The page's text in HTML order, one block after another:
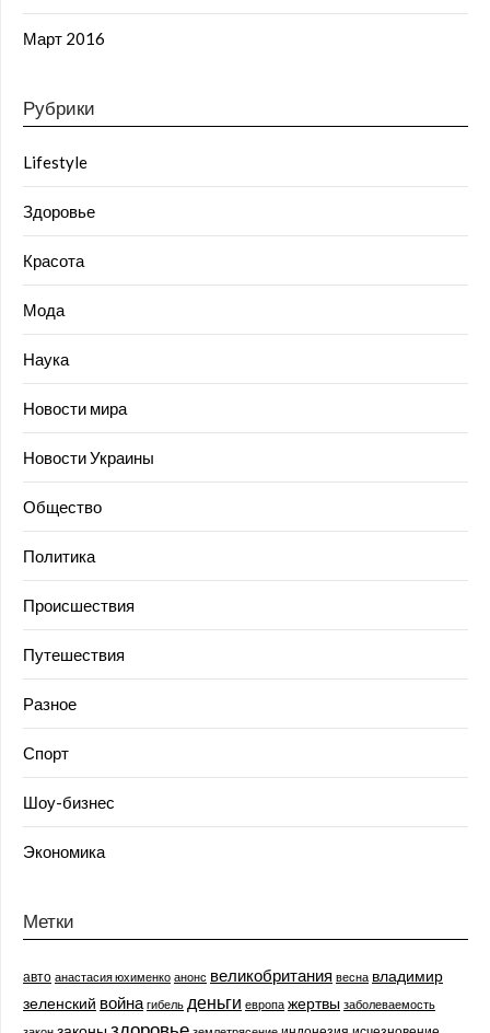
Март 2016
Рубрики
Lifestyle
Здоровье
Красота
Мода
Наука
Новости мира
Новости Украины
Общество
Политика
Происшествия
Путешествия
Разное
Спорт
Шоу-бизнес
Экономика
Метки
авто анастасия юхименко анонс великобритания весна владимир
зеленский война гибель деньги европа жертвы заболеваемость